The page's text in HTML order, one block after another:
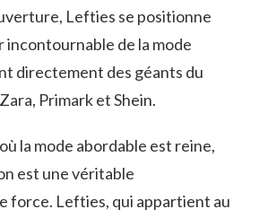
Lefties se positionne
incontournable de la mode
directement des géants du
Primark et Shein.
la mode abordable est reine,
est une véritable
force. Lefties, qui appartient au